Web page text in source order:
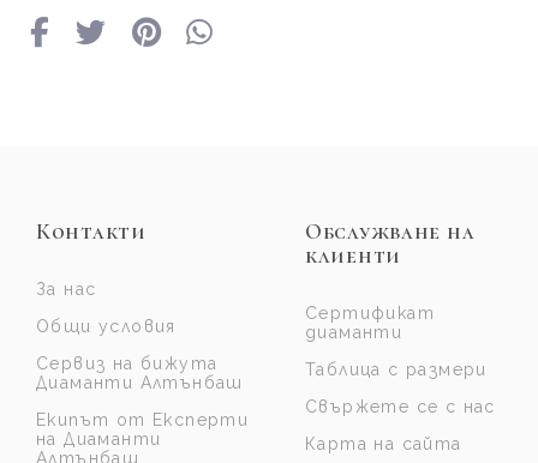
Контакти
За нас
Общи условия
Сервиз на бижута
Диаманти Алтънбаш
Екипът от Експерти
на Диаманти
Алтънбаш
Обслужване на
клиенти
Сертификат
диаманти
Таблица с размери
Свържете се с нас
Карта на сайта